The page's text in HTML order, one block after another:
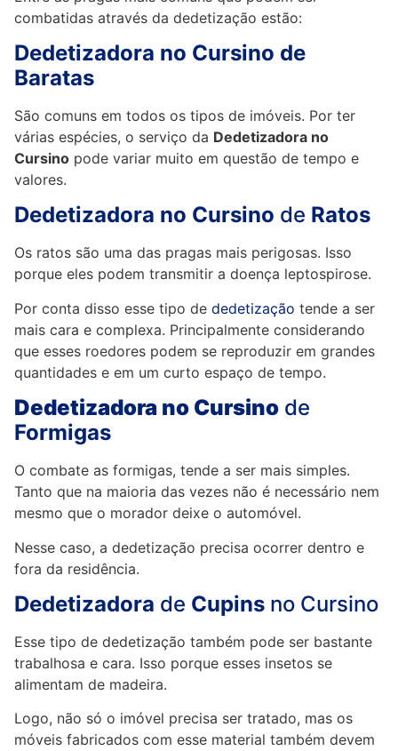
combatidas através da dedetização estão:
Dedetizadora no Cursino de
Baratas
São comuns em todos os tipos de imóveis. Por ter
várias espécies, o serviço da Dedetizadora no
Cursino pode variar muito em questão de tempo e
valores.
Dedetizadora no Cursino de Ratos
Os ratos são uma das pragas mais perigosas. Isso
porque eles podem transmitir a doença leptospirose.
Por conta disso esse tipo de dedetização tende a ser
mais cara e complexa. Principalmente considerando
que esses roedores podem se reproduzir em grandes
quantidades e em um curto espaço de tempo.
Dedetizadora no Cursino de
Formigas
O combate as formigas, tende a ser mais simples.
Tanto que na maioria das vezes não é necessário nem
mesmo que o morador deixe o automóvel.
Nesse caso, a dedetização precisa ocorrer dentro e
fora da residência.
Dedetizadora de Cupins no Cursino
Esse tipo de dedetização também pode ser bastante
trabalhosa e cara. Isso porque esses insetos se
alimentam de madeira.
Logo, não só o imóvel precisa ser tratado, mas os
móveis fabricados com esse material também devem